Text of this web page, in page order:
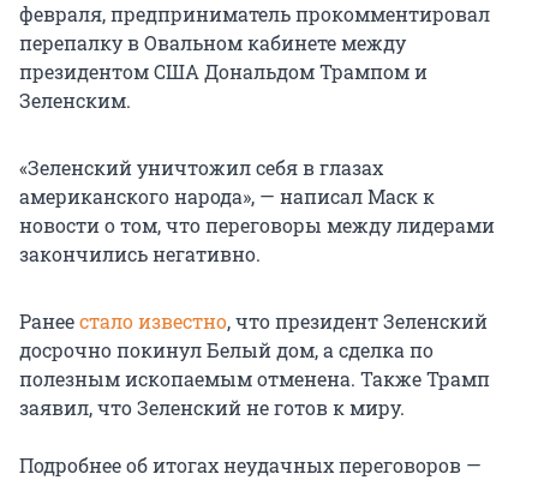
февраля, предприниматель прокомментировал
перепалку в Овальном кабинете между
президентом США Дональдом Трампом и
Зеленским.
«Зеленский уничтожил себя в глазах
американского народа», — написал Маск к
новости о том, что переговоры между лидерами
закончились негативно.
Ранеестало известно, что президент Зеленский
досрочно покинул Белый дом, а сделка по
полезным ископаемым отменена. Также Трамп
заявил, что Зеленский не готов к миру.
Подробнее об итогах неудачных переговоров —